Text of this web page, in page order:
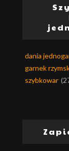
dania
garnek
szybkowar